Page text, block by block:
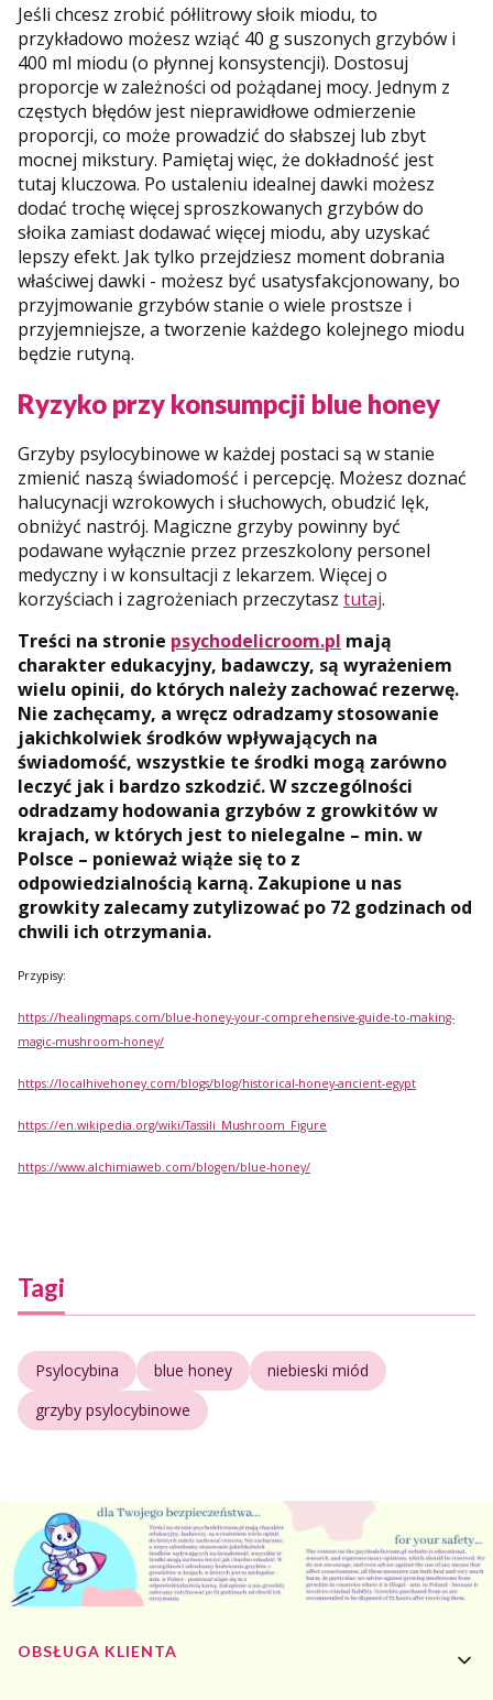
Jeśli chcesz zrobić półlitrowy słoik miodu, to
przykładowo możesz wziąć 40 g suszonych grzybów i
400 ml miodu (o płynnej konsystencji). Dostosuj
proporcje w zależności od pożądanej mocy. Jednym z
częstych błędów jest nieprawidłowe odmierzenie
proporcji, co może prowadzić do słabszej lub zbyt
mocnej mikstury. Pamiętaj więc, że dokładność jest
tutaj kluczowa. Po ustaleniu idealnej dawki możesz
dodać trochę więcej sproszkowanych grzybów do
słoika zamiast dodawać więcej miodu, aby uzyskać
lepszy efekt. Jak tylko przejdziesz moment dobrania
właściwej dawki - możesz być usatysfakcjonowany, bo
przyjmowanie grzybów stanie o wiele prostsze i
przyjemniejsze, a tworzenie każdego kolejnego miodu
będzie rutyną.
Ryzyko przy konsumpcji blue honey
Grzyby psylocybinowe w każdej postaci są w stanie
zmienić naszą świadomość i percepcję. Możesz doznać
halucynacji wzrokowych i słuchowych, obudzić lęk,
obniżyć nastrój. Magiczne grzyby powinny być
podawane wyłącznie przez przeszkolony personel
medyczny i w konsultacji z lekarzem. Więcej o
korzyściach i zagrożeniach przeczytasz tutaj.
Treści na stronie psychodelicroom.pl mają
charakter edukacyjny, badawczy, są wyrażeniem
wielu opinii, do których należy zachować rezerwę.
Nie zachęcamy, a wręcz odradzamy stosowanie
jakichkolwiek środków wpływających na
świadomość, wszystkie te środki mogą zarówno
leczyć jak i bardzo szkodzić. W szczególności
odradzamy hodowania grzybów z growkitów w
krajach, w których jest to nielegalne – min. w
Polsce – ponieważ wiąże się to z
odpowiedzialnością karną. Zakupione u nas
growkity zalecamy zutylizować po 72 godzinach od
chwili ich otrzymania.
Przypisy:
https://healingmaps.com/blue-honey-your-comprehensive-guide-to-making-
magic-mushroom-honey/
https://localhivehoney.com/blogs/blog/historical-honey-ancient-egypt
https://en.wikipedia.org/wiki/Tassili_Mushroom_Figure
https://www.alchimiaweb.com/blogen/blue-honey/
Tagi
Psylocybina blue honey
niebieski miód
grzyby psylocybinowe
Linki w stopce
OBSŁUGA KLIENTA